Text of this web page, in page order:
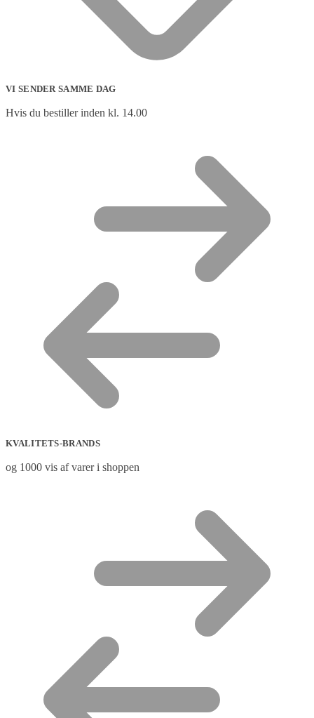
VI SENDER SAMME DAG
Hvis du bestiller inden kl. 14.00
KVALITETS-BRANDS
og 1000 vis af varer i shoppen